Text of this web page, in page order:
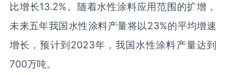
比增长13.2%。随着水性涂料应用范围的扩增，
未来五年我国水性涂料产量将以23%的平均增速
增长，预计到2023年，我国水性涂料产量达到
700万吨。